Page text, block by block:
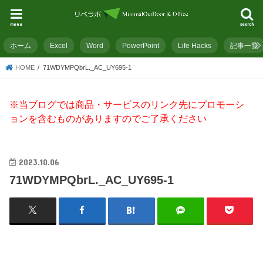
search
menu
ホーム Excel Word PowerPoint Life Hacks 記事一覧
HOME 71WDYMPQbrL._AC_UY695-1
※当ブログでは商品・サービスのリンク先にプロモーシ
ョンを含むものがありますのでご了承ください
2023.10.06
71WDYMPQbrL._AC_UY695-1